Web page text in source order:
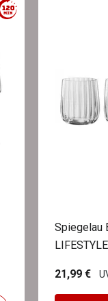
Spiegelau
LIFESTYLE
21,99 €